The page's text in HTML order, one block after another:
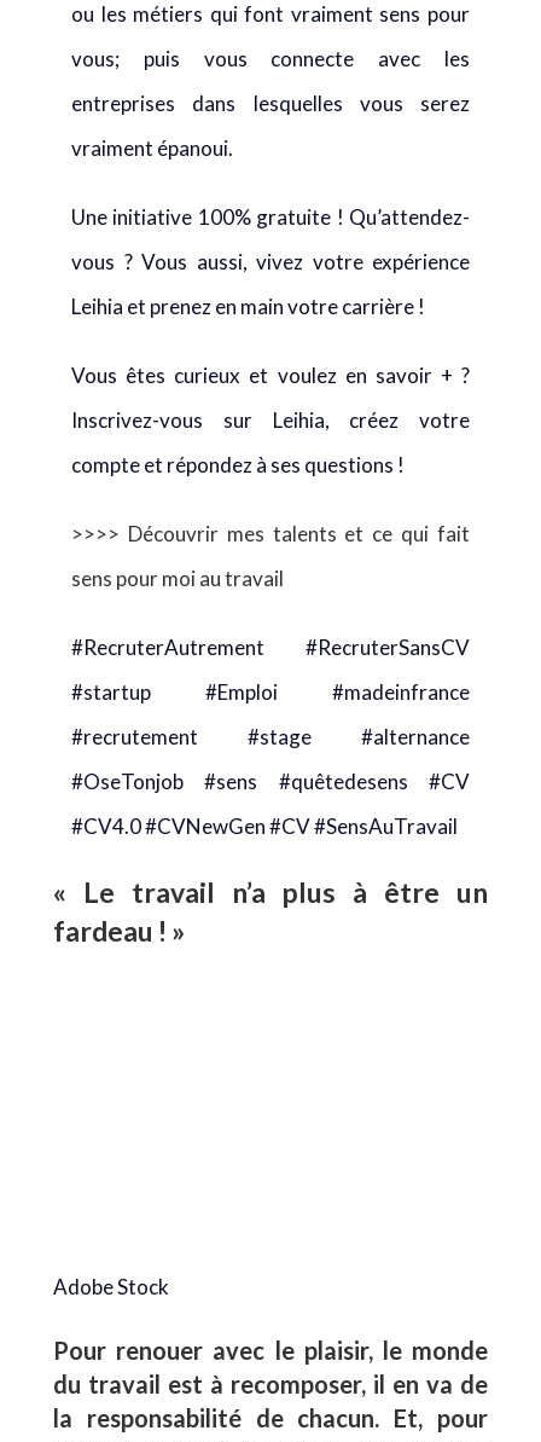
ou les métiers qui font vraiment sens pour
vous; puis vous connecte avec les
entreprises dans lesquelles vous serez
vraiment épanoui.
Une initiative 100% gratuite ! Qu’attendez-
vous ? Vous aussi, vivez votre expérience
Leihia et prenez en main votre carrière !
Vous êtes curieux et voulez en savoir + ?
Inscrivez-vous sur Leihia, créez votre
compte et répondez à ses questions !
>>>> Découvrir mes talents et ce qui fait
sens pour moi au travail
#RecruterAutrement #RecruterSansCV
#startup #Emploi #madeinfrance
#recrutement #stage #alternance
#OseTonjob #sens #quêtedesens #CV
#CV4.0 #CVNewGen #CV #SensAuTravail
« Le travail n’a plus à être un
fardeau ! »
Pour renouer avec le plaisir, le monde
la responsabilité de chacun. Et, pour
Samuel Durand, les outils numériques
mettent ce changement à notre portée.